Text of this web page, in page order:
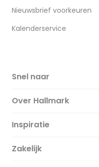
Nieuwsbrief voorkeuren
Kalenderservice
Snel naar
Over Hallmark
Over ons
Duurzaamheid
Inspiratie
Magazine
Zakelijk